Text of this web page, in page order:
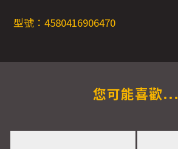
型號：4580416906470
您可能喜歡...